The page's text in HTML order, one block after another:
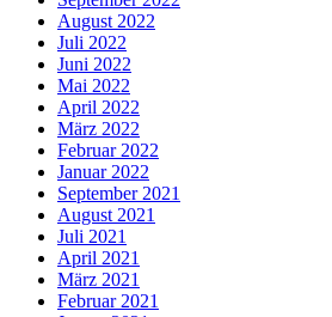
August 2022
Juli 2022
Juni 2022
Mai 2022
April 2022
März 2022
Februar 2022
Januar 2022
September 2021
August 2021
Juli 2021
April 2021
März 2021
Februar 2021